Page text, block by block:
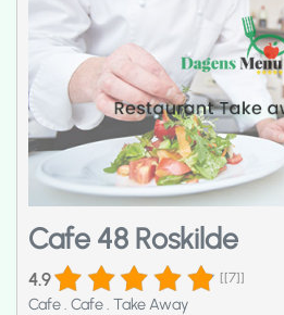
Cafe 48 Roskilde
4.9 [[7]]
Cafe Cafe Take Away